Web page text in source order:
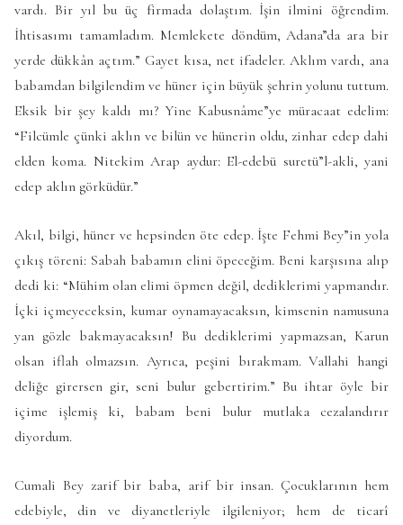
vardı. Bir yıl bu üç firmada dolaştım. İşin ilmini öğrendim.
İhtisasımı tamamladım. Memlekete döndüm, Adana”da ara bir
yerde dükkân açtım.” Gayet kısa, net ifadeler. Aklım vardı, ana
babamdan bilgilendim ve hüner için büyük şehrin yolunu tuttum.
Eksik bir şey kaldı mı? Yine Kabusnâme”ye müracaat edelim:
“Filcümle çünki aklın ve bilün ve hünerin oldu, zinhar edep dahi
elden koma. Nitekim Arap aydur: El-edebü suretü”l-akli, yani
edep aklın görküdür.”
Akıl, bilgi, hüner ve hepsinden öte edep. İşte Fehmi Bey”in yola
çıkış töreni: Sabah babamın elini öpeceğim. Beni karşısına alıp
dedi ki: “Mühim olan elimi öpmen değil, dediklerimi yapmandır.
İçki içmeyeceksin, kumar oynamayacaksın, kimsenin namusuna
yan gözle bakmayacaksın! Bu dediklerimi yapmazsan, Karun
olsan iflah olmazsın. Ayrıca, peşini bırakmam. Vallahi hangi
deliğe girersen gir, seni bulur gebertirim.” Bu ihtar öyle bir
içime işlemiş ki, babam beni bulur mutlaka cezalandırır
diyordum.
Cumali Bey zarif bir baba, arif bir insan. Çocuklarının hem
edebiyle, din ve diyanetleriyle ilgileniyor; hem de ticarî